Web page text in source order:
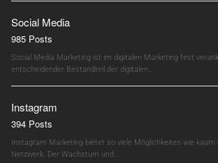
Social Media
985 Posts
Social Media Marketing ist im digitalen Marketing fest
entscheidender Bestandteil der digitalen…
Instagram
394 Posts
Instagram Marketing bietet so viele Möglichkeiten wie kaum
Netzwerk. Der Wachstum und…